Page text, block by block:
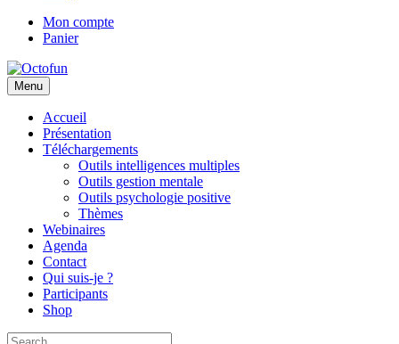
Mon compte
Panier
Menu
Accueil
Présentation
Téléchargements
Outils intelligences multiples
Outils gestion mentale
Outils psychologie positive
Thèmes
Webinaires
Agenda
Contact
Qui suis-je ?
Participants
Shop